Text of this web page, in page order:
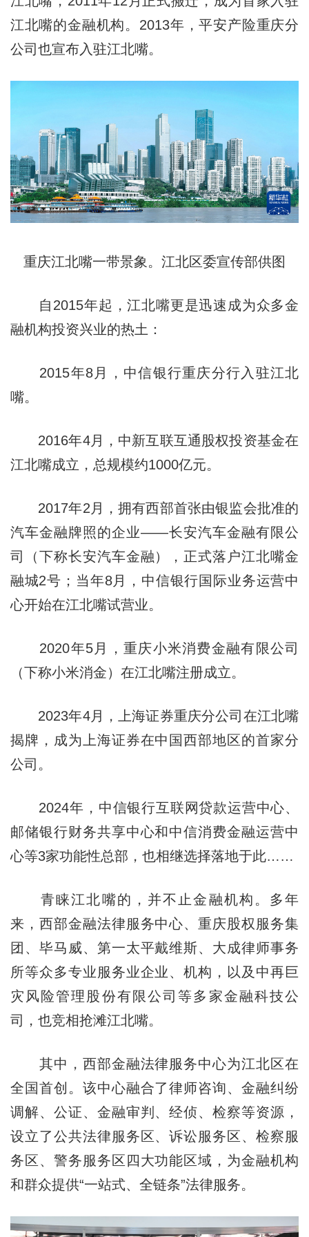
江北嘴的金融机构。2013年，平安产险重庆分
公司也宣布入驻江北嘴。
重庆江北嘴一带景象。江北区委宣传部供图
自2015年起，江北嘴更是迅速成为众多金
融机构投资兴业的热土：
2015年8月，中信银行重庆分行入驻江北
嘴。
2016年4月，中新互联互通股权投资基金在
江北嘴成立，总规模约1000亿元。
2017年2月，拥有西部首张由银监会批准的
汽车金融牌照的企业——长安汽车金融有限公
司（下称长安汽车金融），正式落户江北嘴金
融城2号；当年8月，中信银行国际业务运营中
心开始在江北嘴试营业。
2020年5月，重庆小米消费金融有限公司
（下称小米消金）在江北嘴注册成立。
2023年4月，上海证券重庆分公司在江北嘴
揭牌，成为上海证券在中国西部地区的首家分
公司。
2024年，中信银行互联网贷款运营中心、
邮储银行财务共享中心和中信消费金融运营中
心等3家功能性总部，也相继选择落地于此……
青睐江北嘴的，并不止金融机构。多年
来，西部金融法律服务中心、重庆股权服务集
团、毕马威、第一太平戴维斯、大成律师事务
所等众多专业服务业企业、机构，以及中再巨
灾风险管理股份有限公司等多家金融科技公
司，也竞相抢滩江北嘴。
其中，西部金融法律服务中心为江北区在
全国首创。该中心融合了律师咨询、金融纠纷
调解、公证、金融审判、经侦、检察等资源，
设立了公共法律服务区、诉讼服务区、检察服
务区、警务服务区四大功能区域，为金融机构
和群众提供“一站式、全链条”法律服务。